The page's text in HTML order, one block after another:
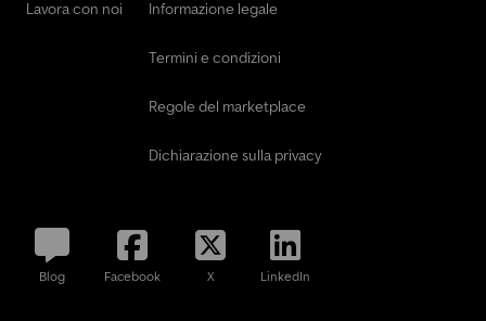
Lavora con noi Informazione legale
Termini e condizioni
Regole del marketplace
Dichiarazione sulla privacy
Blog Facebook X LinkedIn